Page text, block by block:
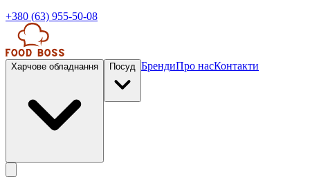
+380 (63) 955-50-08
Харчове обладнання Посуд БрендиПро насКонтакти